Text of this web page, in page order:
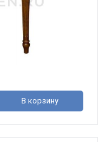
В корзину